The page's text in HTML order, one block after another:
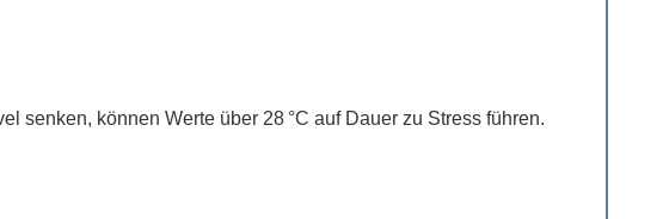
senken, können Werte über 28 °C auf Dauer zu Stress führen.